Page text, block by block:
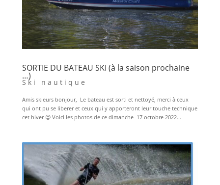
SORTIE DU BATEAU SKI (à la saison prochaine
…)
Ski nautique
Amis skieurs bonjour, Le bateau est sorti et nettoyé, merci à ceux
qui ont pu se liberer et ceux qui y apporteront leur touche technique
cet hiver 😉 Voici les photos de ce dimanche 17 octobre 2022...